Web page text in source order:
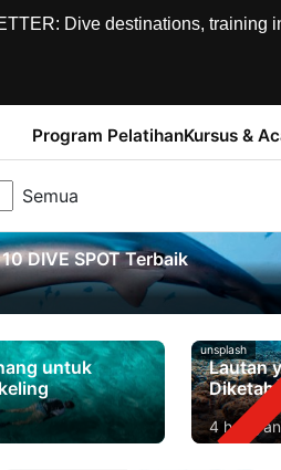
Dive destinations, training
Program PelatihanKursus &
DIVE SPOT Terbaik
untuk
unsplash
Lautan
4 hari